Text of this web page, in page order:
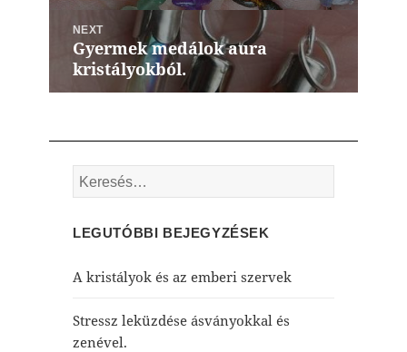
NEXT
Next
post:
Gyermek medálok aura
kristályokból.
Keresés:
LEGUTÓBBI BEJEGYZÉSEK
A kristályok és az emberi szervek
Stressz leküzdése ásványokkal és
zenével.